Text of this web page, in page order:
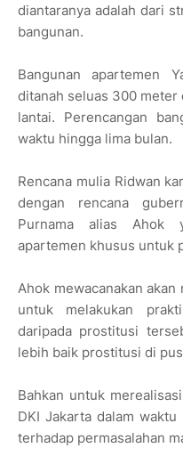
diantaranya adalah dari
bangunan.
Bangunan apartemen
ditanah seluas 300
lantai. Perencangan
waktu hingga lima bulan.
Rencana mulia Ridwan
dengan rencana
Purnama alias Ahok
apartemen khusus untuk
Ahok mewacanakan
untuk melakukan
daripada prostitusi
lebih baik prostitusi di
Bahkan untuk
DKI Jakarta dalam
terhadap permasalahan